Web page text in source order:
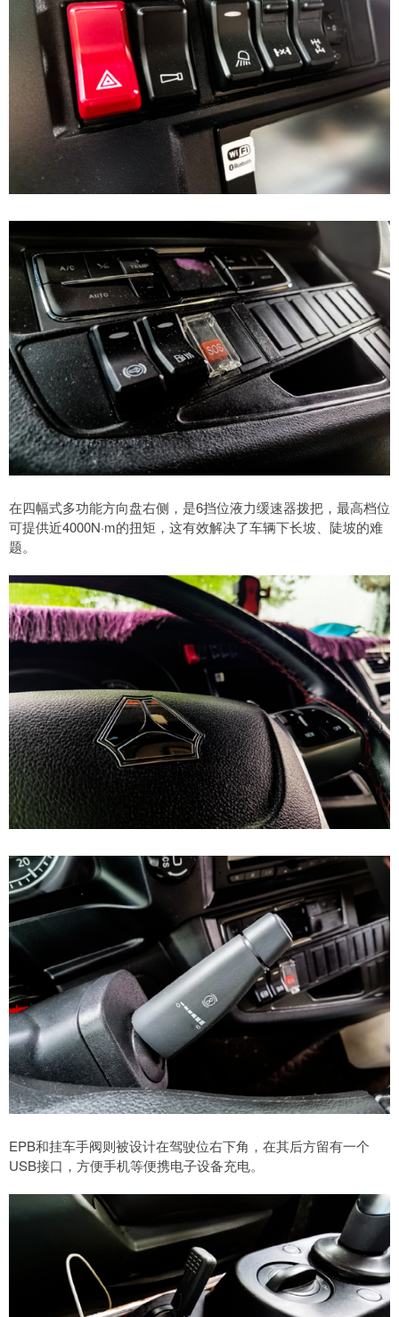
在四幅式多功能方向盘右侧，是6挡位液力缓速器拨把，最高档位
可提供近4000N·m的扭矩，这有效解决了车辆下长坡、陡坡的难
题。
EPB和挂车手阀则被设计在驾驶位右下角，在其后方留有一个
USB接口，方便手机等便携电子设备充电。